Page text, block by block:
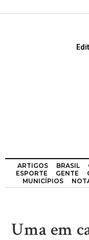
ARTIGOS BRASIL
ESPORTE
GENTE
MUNICÍPIOS
Uma em